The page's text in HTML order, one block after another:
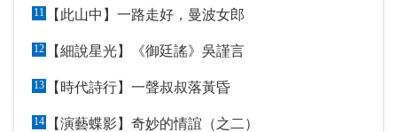
11 【此山中】一路走好，曼波女郎
12 【細說星光】《御廷謠》吳謹言
13 【時代詩行】一聲叔叔落黃昏
14 【演藝蝶影】奇妙的情誼（之二）